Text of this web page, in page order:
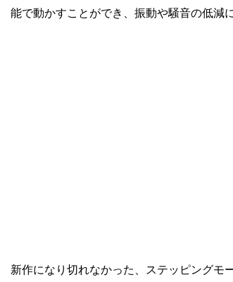
能で動かすことができ、振動や騒音の低減
新作になり切れなかった、ステッピングモ